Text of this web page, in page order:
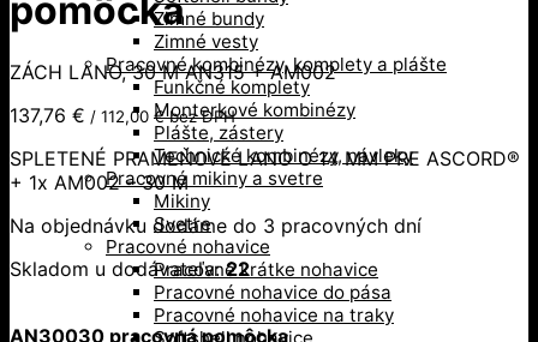
Zimné bundy
Zimné vesty
Pracovné kombinézy, komplety a plášte
Funkčné komplety
Monterkové kombinézy
Plášte, zástery
Technické kombinézy, návleky
Pracovné mikiny a svetre
Mikiny
Svetre
Pracovné nohavice
Pracovné krátke nohavice
Pracovné nohavice do pása
Pracovné nohavice na traky
pomôcka
ZÁCH LANO, 30 M AN315 + AM002
137,76 € / 112,00 €bez DPH
SPLETENÉ PRAMEŇOVÉ LANO O 14 MM PRE ASCORD®
+ 1x AM002 – 30 M
Na objednávku dodáme do 3 pracovných dní
Skladom u dodávateľa: 22
AN30030 pracovná pomôcka